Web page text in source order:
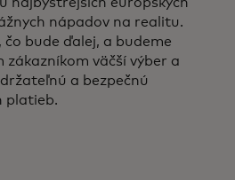
nápadov na realitu.
bude ďalej, a budeme
väčší výber a
a bezpečnú
platieb.